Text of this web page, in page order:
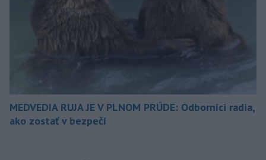
MEDVEDIA RUJA JE V PLNOM PRÚDE: Odborníci radia,
ako zostať v bezpečí